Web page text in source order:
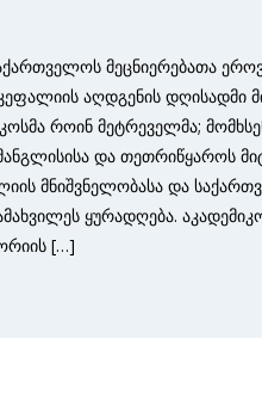
მეცნიერებათა
აღდგენის დღისადმი
როინ მეტრეველმა;
და თეთრიწყაროს
მნიშვნელობასა და
ყურადღება.
[…]